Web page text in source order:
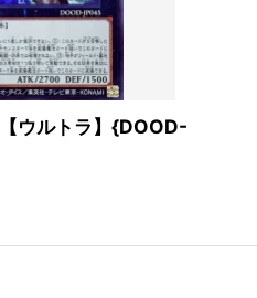
ウルトラ】{DOOD-